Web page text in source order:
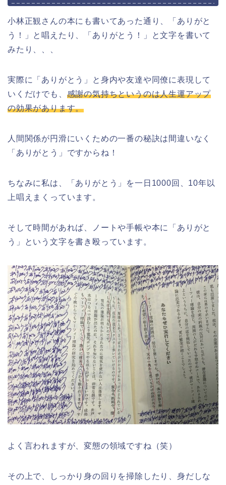
小林正観さんの本にも書いてあった通り、「ありがと
う！」と唱えたり、「ありがとう！」と文字を書いて
みたり、、、
実際に「ありがとう」と身内や友達や同僚に表現して
いくだけでも、 感謝の気持ちというのは人生運アップ
の効果があります。
人間関係が円滑にいくための一番の秘訣は間違いなく
「ありがとう」ですからね！
ちなみに私は、「ありがとう」を一日1000回、10年以
上唱えまくっています。
そして時間があれば、ノートや手帳や本に「ありがと
う」という文字を書き殴っています。
よく言われますが、変態の領域ですね（笑）
その上で、しっかり身の回りを掃除したり、身だしな